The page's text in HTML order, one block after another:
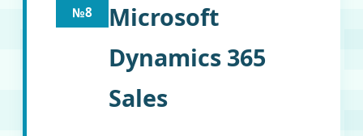
№8
Microsoft
Dynamics 365
Sales